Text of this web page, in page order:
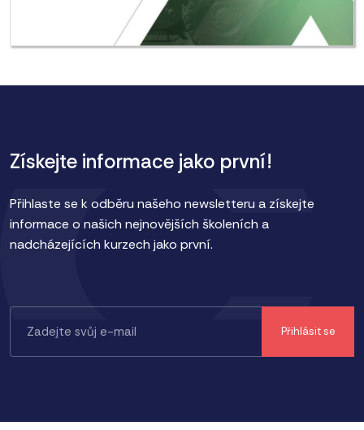
Získejte informace jako první!
Přihlaste se k odběru našeho newsletteru a získejte
informace o našich nejnovějších školeních a
nadcházejících kurzech jako první.